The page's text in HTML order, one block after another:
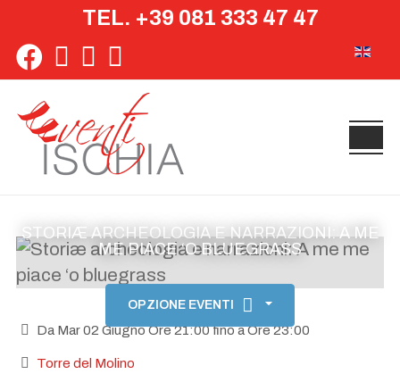
TEL. +39 081 333 47 47
STORIÆ ARCHEOLOGIA E NARRAZIONI: A ME
ME PIACE ‘O BLUEGRASS
OPZIONE EVENTI
Da Mar 02 Giugno Ore 21:00 fino a Ore 23:00
Torre del Molino